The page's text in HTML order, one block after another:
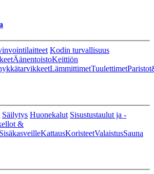
Kodin turvallisuus
ÄänentoistoKeittiön
LämmittimetTuulettimet
Säilytys Huonekalut Sisustustaulut ja -
&
SisäkasveilleKattausKoristeetValaistusSauna